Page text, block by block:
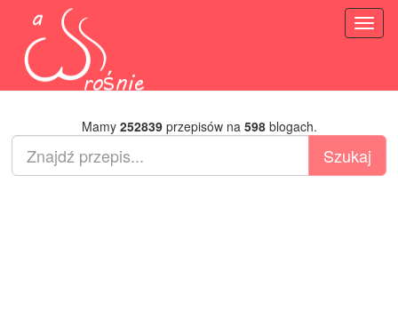
Mamy 252839przepisów na 598blogach.